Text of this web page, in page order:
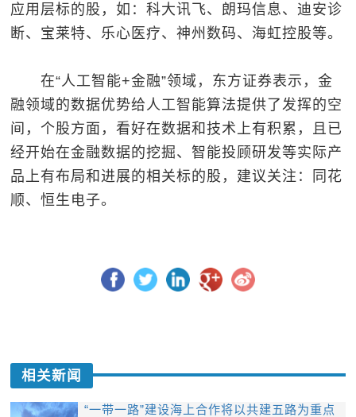
应用层标的股，如：科大讯飞、朗玛信息、迪安诊
断、宝莱特、乐心医疗、神州数码、海虹控股等。
在“人工智能+金融”领域，东方证券表示，金
融领域的数据优势给人工智能算法提供了发挥的空
间，个股方面，看好在数据和技术上有积累，且已
经开始在金融数据的挖掘、智能投顾研发等实际产
品上有布局和进展的相关标的股，建议关注：同花
顺、恒生电子。
相关新闻
​“一带一路”建设海上合作将以共建五路为重点